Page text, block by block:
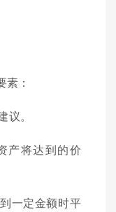
：
。
产将达到的价
一定金额时平